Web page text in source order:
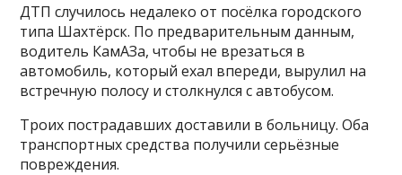
ДТП случилось недалеко от посёлка городского
типа Шахтёрск. По предварительным данным,
водитель КамАЗа, чтобы не врезаться в
автомобиль, который ехал впереди, вырулил на
встречную полосу и столкнулся с автобусом.
Троих пострадавших доставили в больницу. Оба
транспортных средства получили серьёзные
повреждения.